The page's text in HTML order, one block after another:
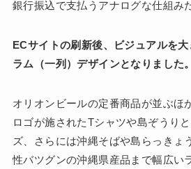
銀行振込で支払うアナログな仕組み
ECサイトの刷新後、ビジュアルを
ラム（一列）デザインとなりました。
オリオンビールの定番商品が並ぶほ
ロゴが施されたTシャツや島ぞうり
ズ、さらには沖縄そばや島らっきょ
性バツグンの沖縄県産品まで幅広い